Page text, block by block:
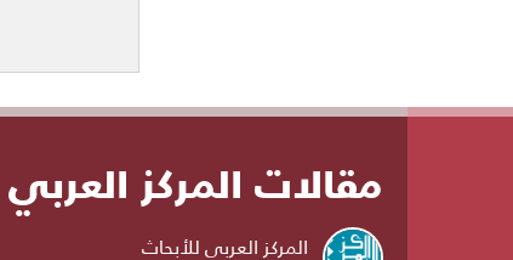
مقالات المركز
المركز العربي للأبحاث